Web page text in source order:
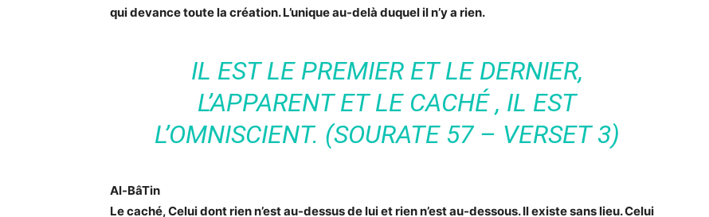
qui devance toute la création. L’unique au-delà duquel il n’y a rien.
IL EST LE PREMIER ET LE DERNIER,
L’APPARENT ET LE CACHÉ , IL EST
L’OMNISCIENT. (SOURATE 57 – VERSET 3)
Al-BâTin
Le caché, Celui dont rien n’est au-dessus de lui et rien n’est au-dessous. Il existe sans lieu. Celui